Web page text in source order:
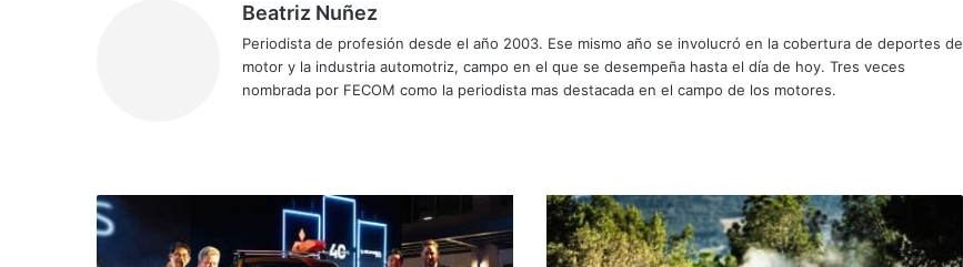
Beatriz Nuñez
Periodista de profesión desde el año 2003. Ese mismo año se involucró en la cobertura de deportes de
motor y la industria automotriz, campo en el que se desempeña hasta el día de hoy. Tres veces
nombrada por FECOM como la periodista mas destacada en el campo de los motores.
Mitsubishi
celebró
Cierre
infarto